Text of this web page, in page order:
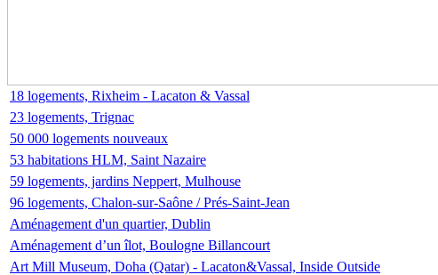
18 logements, Rixheim - Lacaton & Vassal
23 logements, Trignac
50 000 logements nouveaux
53 habitations HLM, Saint Nazaire
59 logements, jardins Neppert, Mulhouse
96 logements, Chalon-sur-Saône / Prés-Saint-Jean
Aménagement d'un quartier, Dublin
Aménagement d’un îlot, Boulogne Billancourt
Art Mill Museum, Doha (Qatar) - Lacaton&Vassal, Inside Outside